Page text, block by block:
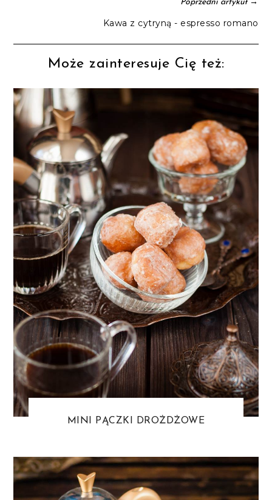
Poprzedni artykuł
Kawa z cytryną - espresso romano
Może zainteresuje Cię też:
MINI PĄCZKI DROŻDŻOWE